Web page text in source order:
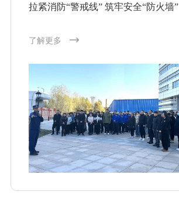
拉紧消防“警戒线” 筑牢安全“防火墙”
了解更多